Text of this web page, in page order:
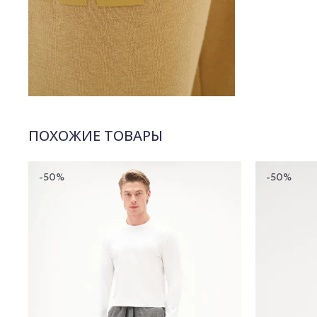
ПОХОЖИЕ ТОВАРЫ
-50% -50%